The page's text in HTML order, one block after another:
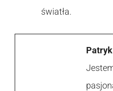
światła.
Patryk